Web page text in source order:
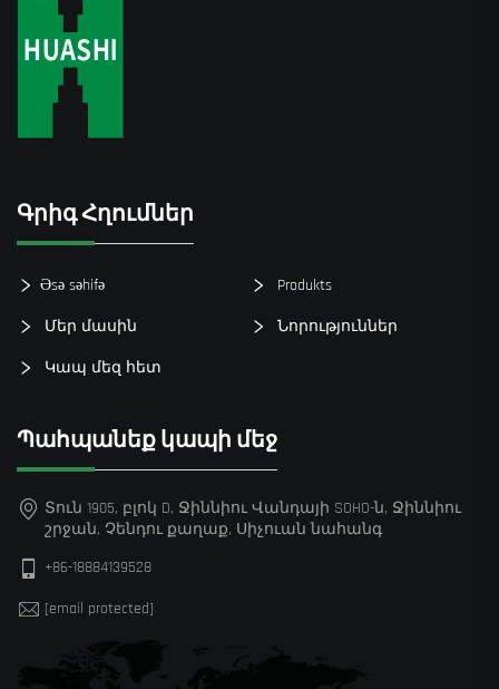
Գրիգ Հղումներ
Əsə səhifə Produkts
Մեր մասին Նորություններ
Կապ մեզ հետ
Պահպանեք կապի մեջ
Տուն 1905, բլոկ D, Ջիննիու Վանդայի SOHO-ն, Ջիննիու
շրջան, Չենդու քաղաք, Սիչուան նահանգ
+86-18884139528
[email protected]